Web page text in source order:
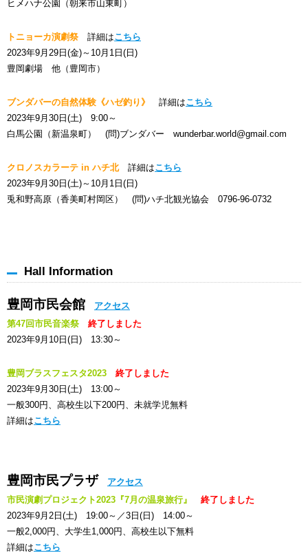
ヒメハナ公園（朝来市山東町）
トニョーカ演劇祭 詳細はこちら
2023年9月29日(金)～10月1日(日)
豊岡劇場 他（豊岡市）
ブンダバーの自然体験《ハゼ釣り》 詳細はこちら
2023年9月30日(土) 9:00～
白馬公園（新温泉町） (問)ブンダバー wunderbar.world@gmail.com
クロノスカラーテ in ハチ北詳細はこちら
2023年9月30日(土)～10月1日(日)
兎和野高原（香美町村岡区） (問)ハチ北観光協会 0796-96-0732
Hall Information
豊岡市民会館
アクセス
第47回市民音楽祭 終了しました
2023年9月10日(日) 13:30～
豊岡ブラスフェスタ2023 終了しました
2023年9月30日(土) 13:00～
一般300円、高校生以下200円、未就学児無料
詳細はこちら
豊岡市民プラザ
アクセス
市民演劇プロジェクト2023『7月の温泉旅行』 終了しました
2023年9月2日(土) 19:00～／3日(日) 14:00～
一般2,000円、大学生1,000円、高校生以下無料
詳細はこちら